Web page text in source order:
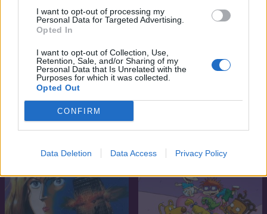
I want to opt-out of processing my
Personal Data for Targeted Advertising.
Opted In
I want to opt-out of Collection, Use,
Retention, Sale, and/or Sharing of my
Personal Data that Is Unrelated with the
Purposes for which it was collected.
Opted Out
CONFIRM
Data Deletion Data Access Privacy Policy
2003